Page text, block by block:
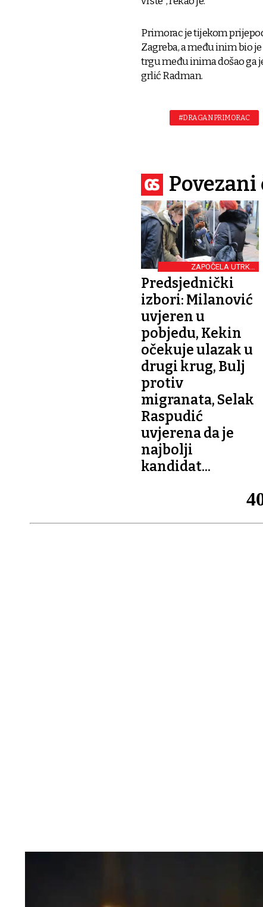
Primorac je tijekom
Zagreba, a među inim bio
trgu među inima došao ga
grlić Radman.
#DRAGAN PRIMORAC
ZAPOČELA UTRKA
PRIKUPLJANJA POTPISA
Predsjednički
izbori: Milanović
uvjeren u
pobjedu, Kekin
očekuje ulazak u
drugi krug, Bulj
protiv
migranata, Selak
Raspudić
uvjerena da je
najbolji
kandidat...